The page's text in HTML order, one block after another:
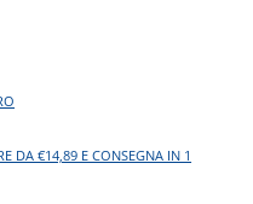
DA €14,89 E CONSEGNA IN 1